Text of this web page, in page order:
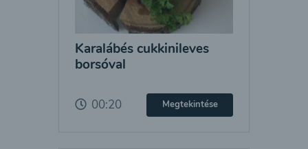
Karalábés cukkinileves
borsóval
00:20 Megtekintése